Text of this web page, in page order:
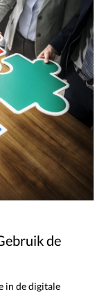
de
in de digitale